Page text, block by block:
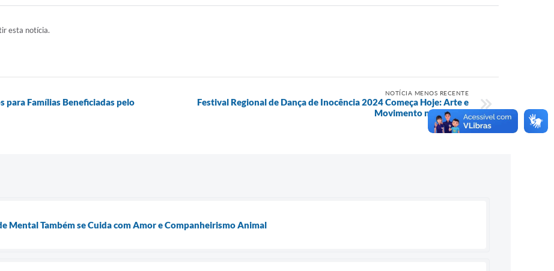
esta notícia.
para Famílias Beneficiadas pelo
NOTÍCIA MENOS RECENTE
Festival Regional de Dança de Inocência 2024 Começa Hoje: Arte e
Movimento na Cidade!
Mental Também se Cuida com Amor e Companheirismo Animal